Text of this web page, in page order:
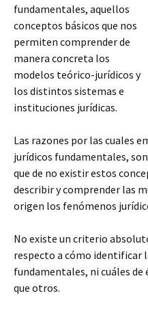
fundamentales, aquellos
conceptos básicos que nos
permiten comprender de
manera concreta los
modelos teórico-jurídicos y
los distintos sistemas e
instituciones jurídicas.
Las razones por las cuales
jurídicos fundamentales,
que de no existir estos
describir y comprender las
origen los fenómenos
No existe un criterio
respecto a cómo identificar
fundamentales, ni cuáles
que otros.